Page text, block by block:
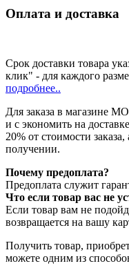
Оплата и доставка
Срок доставки товара
клик" - для каждого
подробнее..
Для заказа в магазине
и с экономить на
20% от стоимости
получении.
Почему предоплата?
Предоплата служит
Что если товар вас не
Если товар вам не
возвращается на вашу
Получить товар,
можете одним из